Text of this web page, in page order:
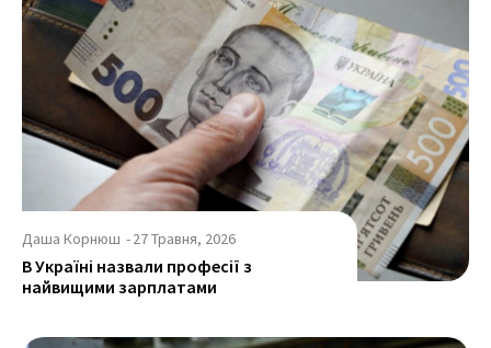
Даша Корнюш -27 Травня, 2026
В Україні назвали професії з
найвищими зарплатами